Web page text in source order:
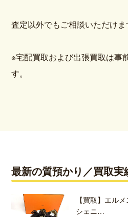
査定以外でもご相談いただけま
※宅配買取および出張買取は事
す。
最新の質預かり／買取実
【買取】エ
シェニ…